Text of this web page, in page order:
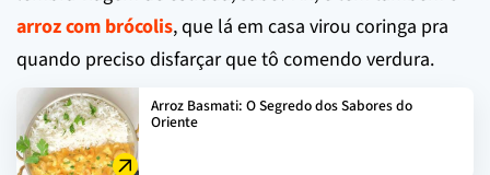
arroz com brócolis, que lá em casa virou coringa pra
quando preciso disfarçar que tô comendo verdura.
Arroz Basmati: O Segredo dos Sabores do
Oriente